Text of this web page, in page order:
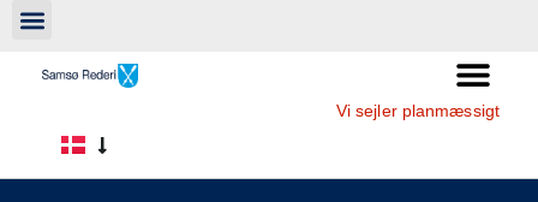
Vi sejler planmæssigt